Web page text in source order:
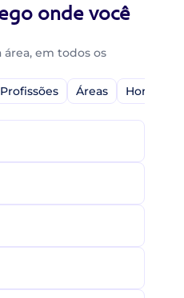
onde você
área, em todos os
Profissões Áreas Home-